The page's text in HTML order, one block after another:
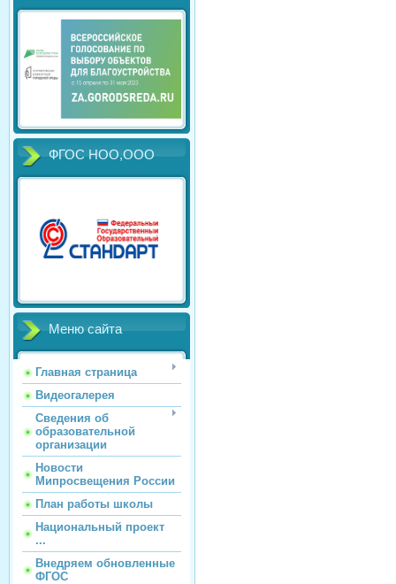
ФГОС НОО,ООО
Меню сайта
Главная страница
Видеогалерея
Сведения об
образовательной
организации
Новости
Мипросвещения России
План работы школы
Национальный проект
...
Внедряем обновленные
ФГОС